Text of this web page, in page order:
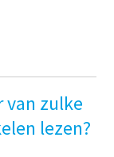
van zulke
lezen?